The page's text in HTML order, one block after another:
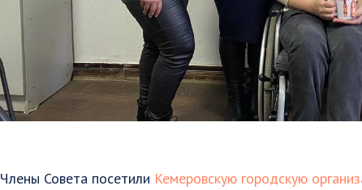
Члены Совета посетили Кемеровскую городскую